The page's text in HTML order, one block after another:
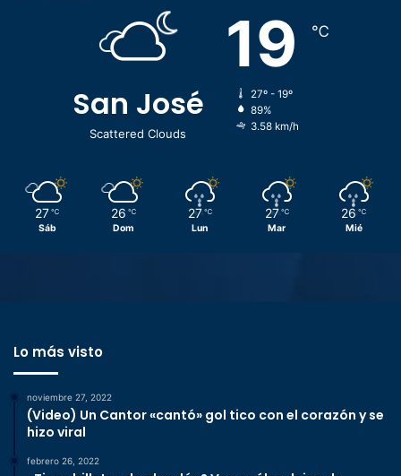
San José
Scattered Clouds
19 ℃
27º - 19º
89%
3.58 km/h
27 ℃
Sáb
26 ℃
Dom
27 ℃
Lun
27 ℃
Mar
26 ℃
Mié
Lo más visto
noviembre 27, 2022
(Video) Un Cantor «cantó» gol tico con el corazón y se
hizo viral
febrero 26, 2022